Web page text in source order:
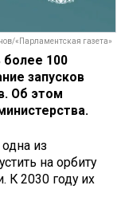
«Парламентская газета»
100
запусков
Об этом
из
на орбиту
К 2030 году их